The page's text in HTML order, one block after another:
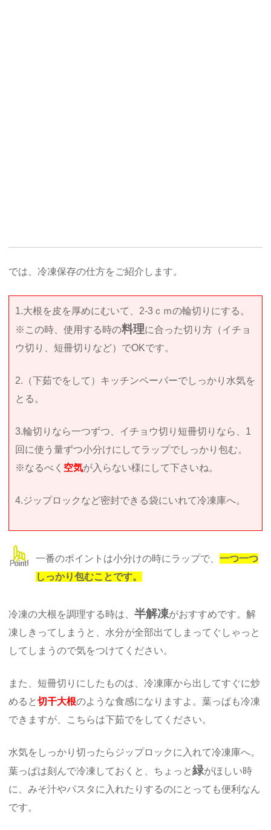
では、冷凍保存の仕方をご紹介します。
1.大根を皮を厚めにむいて、2-3ｃｍの輪切りにする。
※この時、使用する時の料理に合った切り方（イチョ
ウ切り、短冊切りなど）でOKです。
2.（下茹でをして）キッチンペーパーでしっかり水気を
とる。
3.輪切りなら一つずつ、イチョウ切り短冊切りなら、1
回に使う量ずつ小分けにしてラップでしっかり包む。
※なるべく 空気が入らない様にして下さいね。
4.ジップロックなど密封できる袋にいれて冷凍庫へ。
一番のポイントは小分けの時にラップで、一つ一つ
しっかり包むことです。
冷凍の大根を調理する時は、半解凍がおすすめです。解
凍しきってしまうと、水分が全部出てしまってぐしゃっと
してしまうので気をつけてください。
また、短冊切りにしたものは、冷凍庫から出してすぐに炒
めると切干大根のような食感になりますよ。葉っぱも冷凍
できますが、こちらは下茹でをしてください。
水気をしっかり切ったらジップロックに入れて冷凍庫へ。
葉っぱは刻んで冷凍しておくと、ちょっと緑がほしい時
に、みそ汁やパスタに入れたりするのにとっても便利なん
です。